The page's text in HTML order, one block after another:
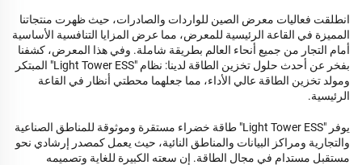
انطلقت فعاليات معرض الصين للواردات والصادرات، حيث ظهرت منتجاتنا
المميزة في القاعة الرئيسية للمعرض، مما عرض المزايا التنافسية الأساسية
أمام التجار من جميع أنحاء العالم بطريقة شاملة. وفي هذا المعرض، كشفنا
بفخر عن أحدث حلول تخزين الطاقة لدينا: نظام "Light Tower ESS" المبتكر
ومولد تخزين الطاقة عالي الأداء، مما جعلهما محطتي أنظار في القاعة
الرئيسية.
يوفر "Light Tower ESS" طاقة خضراء مستقرة وموثوقة للمناطق الصناعية
والتجارية ومراكز البيانات والمناطق النائية، حيث يعمل كمصدر إرشادي نحو
مستقبل مستدام في مجال الطاقة. إن سعته الكبيرة للغاية وتصميمه